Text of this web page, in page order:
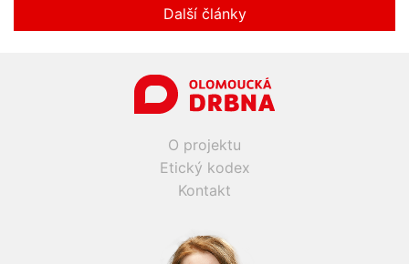
Další články
O projektu
Etický kodex
Kontakt